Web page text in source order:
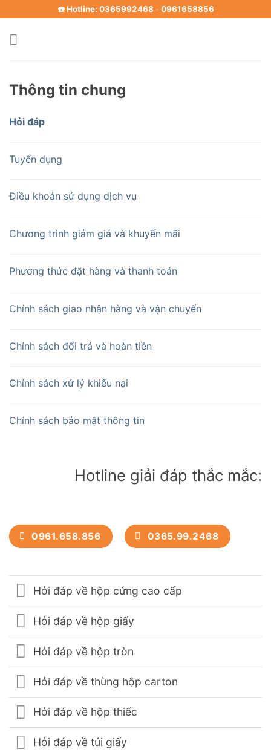
to
content
☎️ Hotline: 0365992468 - 0961658856
Thông tin chung
Hỏi đáp
Tuyển dụng
Điều khoản sử dụng dịch vụ
Chương trình giảm giá và khuyến mãi
Phương thức đặt hàng và thanh toán
Chính sách giao nhận hàng và vận chuyển
Chính sách đổi trả và hoàn tiền
Chính sách xử lý khiếu nại
Chính sách bảo mật thông tin
Hotline giải đáp thắc mắc:
0961.658.856 0365.99.2468
Hỏi đáp về hộp cứng cao cấp
Hỏi đáp về hộp giấy
Hỏi đáp về hộp tròn
Hỏi đáp về thùng hộp carton
Hỏi đáp về hộp thiếc
Hỏi đáp về túi giấy